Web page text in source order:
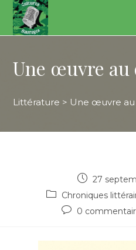
Skip
content
Une œuvre
Littérature > Une œuvre
Post
published:
27
Post
category:
Chroniques
Post0